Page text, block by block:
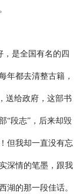
是全国有名的四
年都去清整古籍，
送给政府，这部书
“段志”，后来却毁
但我却一直没有忘
深情的笔墨，跟我
湖的那一段佳话。